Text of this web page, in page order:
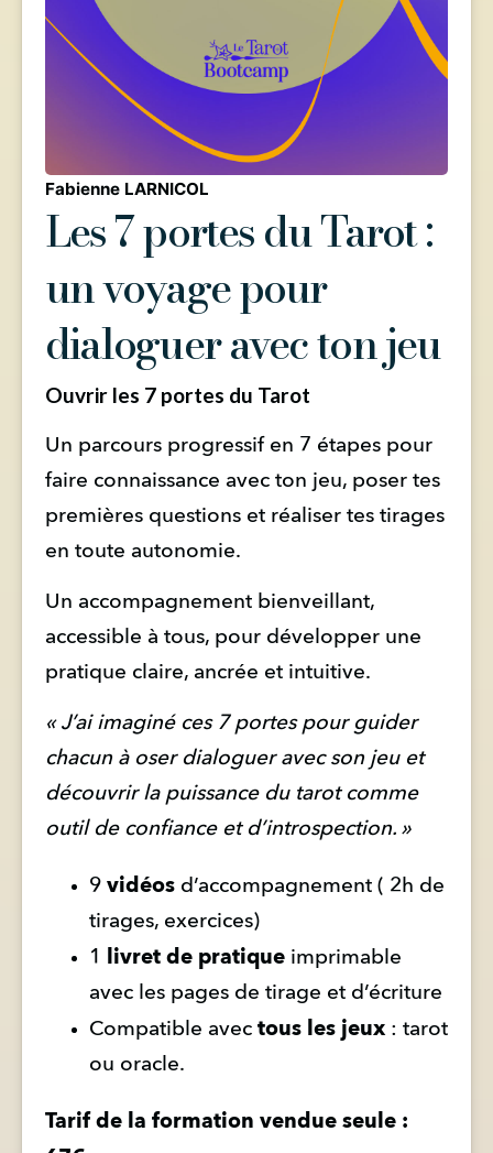
Fabienne LARNICOL
Les 7 portes du Tarot :
un voyage pour
dialoguer avec ton jeu
Ouvrir les 7 portes du Tarot
Un parcours progressif en 7 étapes pour
faire connaissance avec ton jeu, poser tes
premières questions et réaliser tes tirages
en toute autonomie.
Un accompagnement bienveillant,
accessible à tous, pour développer une
pratique claire, ancrée et intuitive.
« J’ai imaginé ces 7 portes pour guider
chacun à oser dialoguer avec son jeu et
découvrir la puissance du tarot comme
outil de confiance et d’introspection. »
9 vidéos d’accompagnement ( 2h de
tirages, exercices)
1
livret de pratique imprimable
avec les pages de tirage et d’écriture
Compatible avec tous les jeux : tarot
ou oracle.
Tarif de la formation vendue seule :